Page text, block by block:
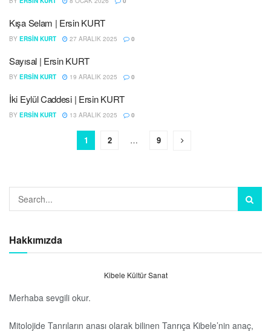
Kışa Selam | Ersin KURT
BY ERSIN KURT 27 ARALIK 2025 0
Sayısal | Ersin KURT
BY ERSIN KURT 19 ARALIK 2025 0
İki Eylül Caddesi | Ersin KURT
BY ERSIN KURT 13 ARALIK 2025 0
1 2 … 9
Hakkımızda
Kibele Kültür Sanat
Merhaba sevgili okur.
Mitolojide Tanrıların anası olarak bilinen Tanrıça Kibele’nin anaç,